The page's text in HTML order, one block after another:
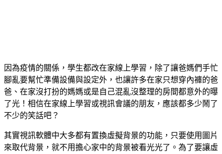
因為疫情的關係，學生都改在家線上學習，除了讓爸媽們手忙
腳亂要幫忙準備設備與設定外，也讓許多在家只想穿內褲的爸
爸、在家沒打扮的媽媽或是自己混亂沒整理的房間都意外的曝
了光！相信在家線上學習或視訊會議的朋友，應該都多少鬧了
不少的笑話吧？
其實視訊軟體中大多都有置換虛擬背景的功能，只要使用圖片
來取代背景，就不用擔心家中的背景被看光光了。為了要讓虛